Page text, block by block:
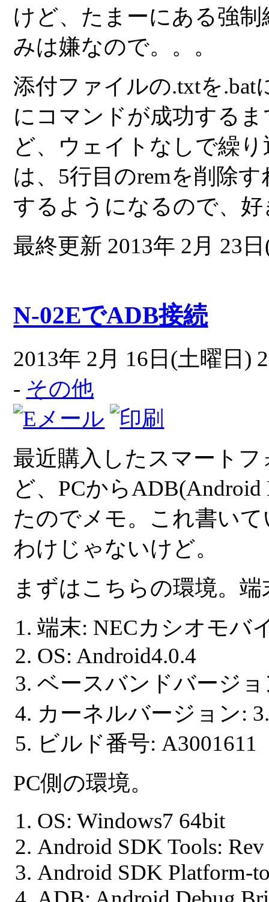
けど、たまーにある強
みは嫌なので。。。
添付ファイルの.txtを
にコマンドが成功する
ど、ウェイトなしで繰
は、5行目のremを削除
するようになるので、
最終更新 2013年 2月 23
N-02EでADB接続
2013年 2月 16日(土曜日)
- その他
最近購入したスマート
ど、PCから
たのでメモ。これ書い
わけじゃないけど。
まずはこちらの環境。端
端末: NECカシオモバ
OS: Android4.0.4
ベースバンドバージョ
カーネルバージョン:
ビルド番号: A3001611
PC側の環境。
OS: Windows7 64bit
Android SDK Tools: Rev
Android SDK Platform-